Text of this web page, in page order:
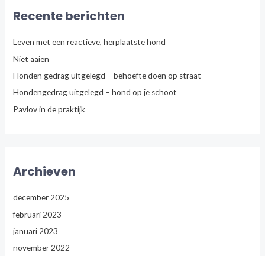
n
a
r
Recente berichten
Leven met een reactieve, herplaatste hond
Niet aaien
Honden gedrag uitgelegd – behoefte doen op straat
Hondengedrag uitgelegd – hond op je schoot
Pavlov in de praktijk
Archieven
december 2025
februari 2023
januari 2023
november 2022